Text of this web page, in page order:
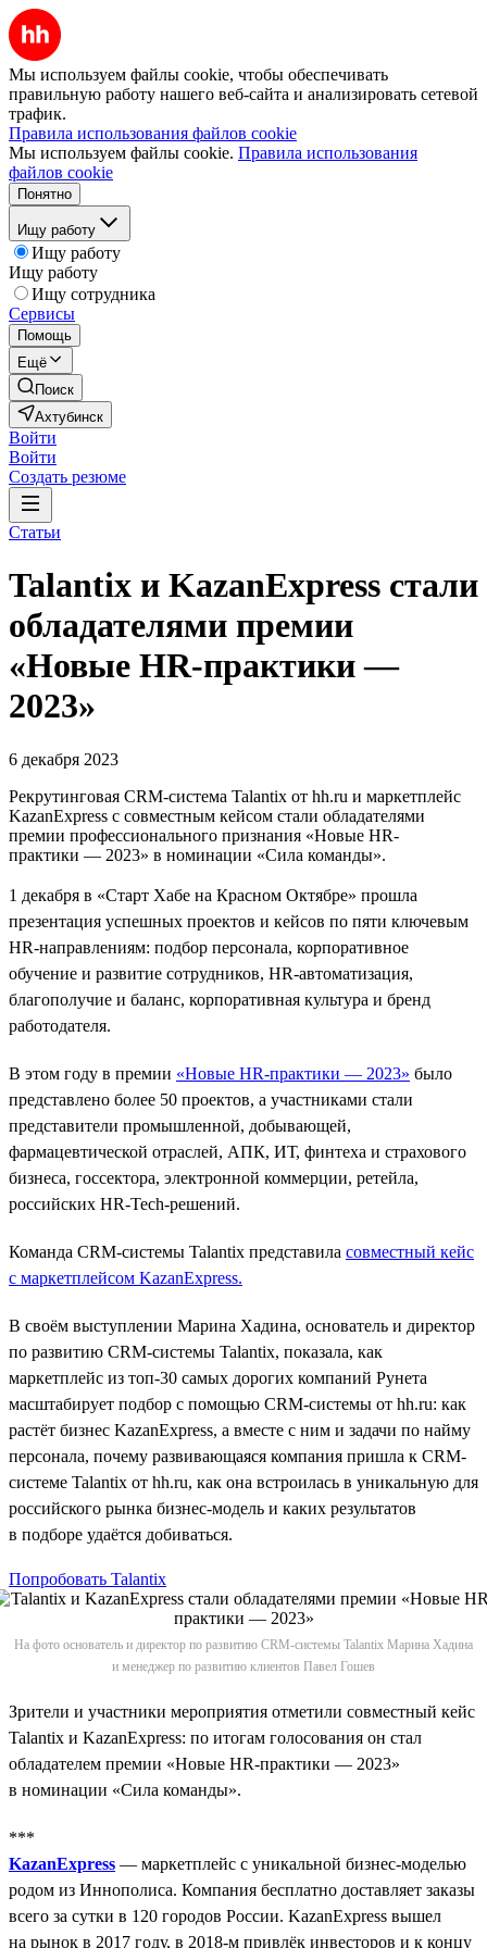
Мы используем файлы cookie, чтобы обеспечивать
правильную работу нашего веб-сайта и анализировать сетевой
трафик.
Правила использования файлов cookie
Мы используем файлы cookie. Правила использования
файлов cookie
Понятно
Ищу работу
Ищу работу
Ищу работу
Ищу сотрудника
Сервисы
Помощь
Ещё
Поиск
Ахтубинск
Войти
Войти
Создать резюме
Статьи
Talantix и KazanExpress стали
обладателями премии
«Новые HR-практики —
2023»
6 декабря 2023
Рекрутинговая CRM-система Talantix от hh.ru и маркетплейс
KazanExpress с совместным кейсом стали обладателями
премии профессионального признания «Новые HR-
практики — 2023» в номинации «Сила команды».
1 декабря в «Старт Хабе на Красном Октябре» прошла
презентация успешных проектов и кейсов по пяти ключевым
HR-направлениям: подбор персонала, корпоративное
обучение и развитие сотрудников, HR-автоматизация,
благополучие и баланс, корпоративная культура и бренд
работодателя.
В этом году в премии «Новые HR-практики — 2023» было
представлено более 50 проектов, а участниками стали
представители промышленной, добывающей,
фармацевтической отраслей, АПК, ИТ, финтеха и страхового
бизнеса, госсектора, электронной коммерции, ретейла,
российских HR-Tech-решений.
Команда CRM-системы Talantix представила совместный кейс
с маркетплейсом KazanExpress.
В своём выступлении Марина Хадина, основатель и директор
по развитию CRM-системы Talantix, показала, как
маркетплейс из топ-30 самых дорогих компаний Рунета
масштабирует подбор c помощью CRM-системы от hh.ru: как
растёт бизнес KazanExpress, а вместе с ним и задачи по найму
персонала, почему развивающаяся компания пришла к CRM-
системе Talantix от hh.ru, как она встроилась в уникальную для
российского рынка бизнес-модель и каких результатов
в подборе удаётся добиваться.
Попробовать Talantix
На фото основатель и директор по развитию CRM-системы Talantix Марина Хадина
и менеджер по развитию клиентов Павел Гошев
Зрители и участники мероприятия отметили совместный кейс
Talantix и KazanExpress: по итогам голосования он стал
обладателем премии «Новые HR-практики — 2023»
в номинации «Сила команды».
***
KazanExpress — маркетплейс с уникальной бизнес-моделью
родом из Иннополиса. Компания бесплатно доставляет заказы
всего за сутки в 120 городов России. KazanExpress вышел
на рынок в 2017 году, в 2018‑м привлёк инвесторов и к концу